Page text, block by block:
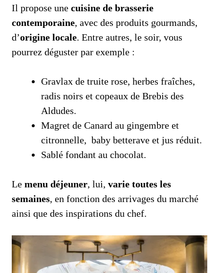
Il propose une cuisine de brasserie
contemporaine, avec des produits gourmands,
d’origine locale. Entre autres, le soir, vous
pourrez déguster par exemple :
Gravlax de truite rose, herbes fraîches,
radis noirs et copeaux de Brebis des
Aldudes.
Magret de Canard au gingembre et
citronnelle, baby betterave et jus réduit.
Sablé fondant au chocolat.
Le menu déjeuner, lui, varie toutes les
semaines, en fonction des arrivages du marché
ainsi que des inspirations du chef.